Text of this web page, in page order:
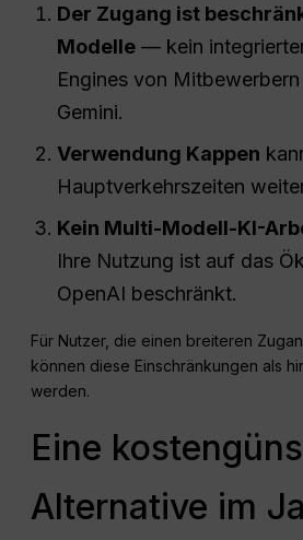
Der Zugang ist
Modelle — kein
Engines von
Gemini.
Verwendung Kappen
Hauptverkehrszeiten
Kein Multi-Modell-KI-
Ihre Nutzung ist auf das
OpenAI beschränkt.
Für Nutzer, die einen breiteren
können diese Einschränkungen als
werden.
Eine
Alternative im